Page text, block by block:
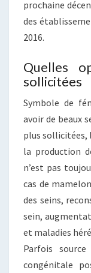
prochaine
des
2016.
Quelles
sollicitées
Symbole de
avoir de beaux
plus sollicitées,
la production
n’est pas
cas de
des seins,
sein,
et maladies
Parfois
congénitale